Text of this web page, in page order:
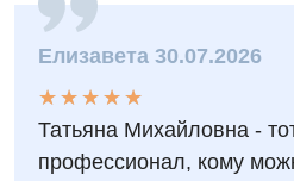
Травматологічне відділення
Травматологія і ортопедія
Урологічне відділення
Урологія
Елизавета 30.07.2026
★
★
★
★
★
★ ★ ★ ★ ★
Татьяна Михайловна -
профессионал, кому